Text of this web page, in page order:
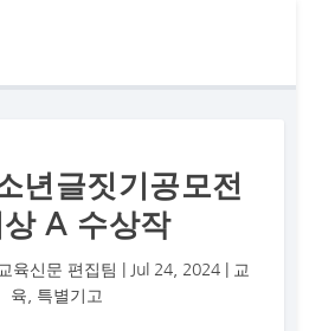
년글짓기공모전
A 수상작
육신문 편집팀 Jul 24, 2024|
교
육
특별기고